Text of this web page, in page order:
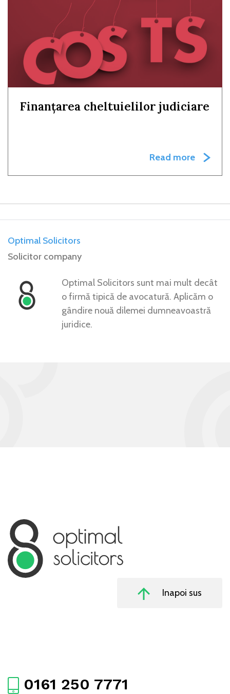
Finanțarea cheltuielilor judiciare
Read more
Optimal Solicitors
Solicitor company
Optimal Solicitors sunt mai mult decât
o firmă tipică de avocatură. Aplicăm o
gândire nouă dilemei dumneavoastră
juridice.
Inapoi sus
0161 250 7771